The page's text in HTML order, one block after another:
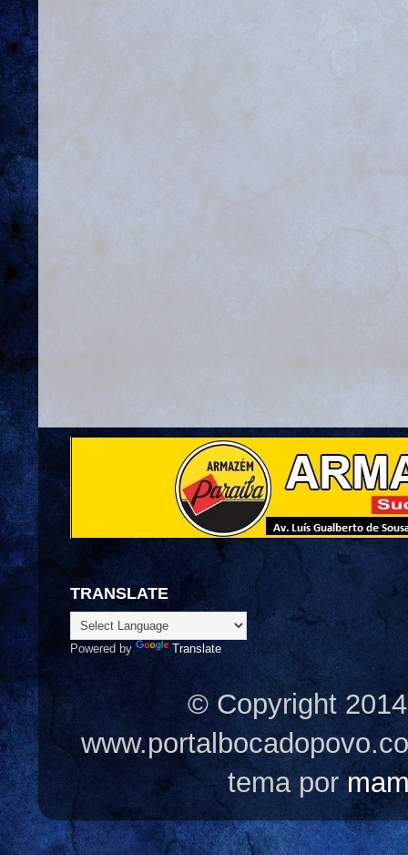
TRANSLATE
Powered by Translate
© Copyright
tema por